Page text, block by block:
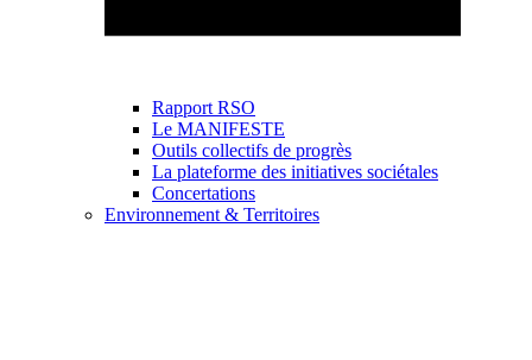
Rapport RSO
Le MANIFESTE
Outils collectifs de progrès
La plateforme des initiatives sociétales
Concertations
Environnement & Territoires